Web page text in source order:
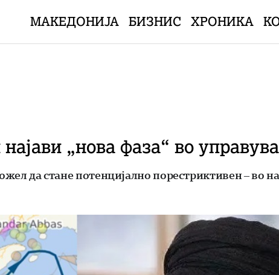
МАКЕДОНИЈА БИЗНИС ХРОНИКА
„нова фаза“ во
да стане потенцијално порестриктивен – во